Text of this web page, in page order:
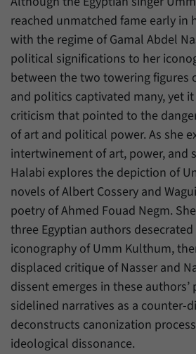
reached unmatched fame early in
with the regime of Gamal Abdel
political significations to her
between the two towering figures
and politics captivated many, yet
criticism that pointed to the
of art and political power. As she
intertwinement of art, power, and
Halabi explores the depiction of
novels of Albert Cossery and
poetry of Ahmed Fouad Negm.
three Egyptian authors
iconography of Umm Kulthum,
displaced critique of Nasser and
dissent emerges in these authors’
sidelined narratives as a counter-
deconstructs canonization
ideological dissonance.
Zweck
generierte ID, für die
Ihrer vorgenommen
Webseiten-Betreiber
Name _pk_ref
Anbieter Matomo
Zweck
Mit diesem Cookie
welcher Internetseite
Besucher durch eine
Internetseite
Name _pk_ses
Anbieter
Laufzeit 30 Minuten
Zweck
Mit diesem Cookie
Besuchern auf
speichern.